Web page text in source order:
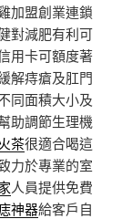
加盟創業連鎖
對減肥有利可
用卡可額度著
解痔瘡及肛門
同面積大小及
助調節生理機
茶很適合喝這
力於專業的室
人員提供免費
神器給客戶自